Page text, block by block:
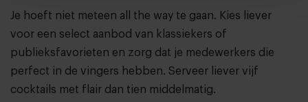
Je hoeft niet meteen all the way te gaan. Kies liever
voor een select aanbod van klassiekers of
publieksfavorieten en zorg dat je medewerkers die
perfect in de vingers hebben. Serveer liever vijf
cocktails met flair dan tien middelmatig.